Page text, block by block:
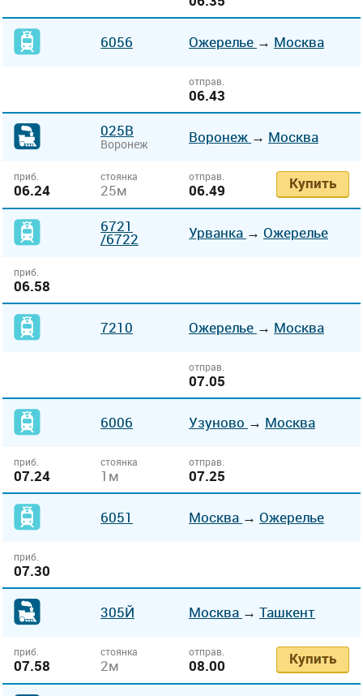
6056 Ожерелье → Москва
отправ.
06.43
025В
Воронеж Воронеж → Москва
приб.
06.24
стоянка
25м
отправ.
06.49 Купить
6721
/6722 Урванка → Ожерелье
приб.
06.58
7210 Ожерелье → Москва
отправ.
07.05
6006 Узуново → Москва
приб.
07.24
стоянка
1м
отправ.
07.25
6051 Москва → Ожерелье
приб.
07.30
305Й Москва → Ташкент
приб.
07.58
стоянка
2м
отправ.
08.00 Купить